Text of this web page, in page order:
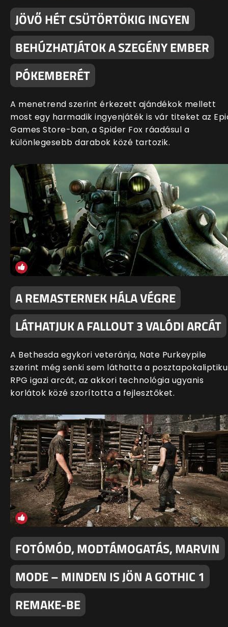
JÖVŐ HÉT CSÜTÖRTÖKIG INGYEN
BEHÚZHATJÁTOK A SZEGÉNY EMBER
PÓKEMBERÉT
A menetrend szerint érkezett ajándékok mellett
most egy harmadik ingyenjáték is vár titeket az
Games Store-ban, a Spider Fox ráadásul a
különlegesebb darabok közé tartozik.
A REMASTERNEK HÁLA VÉGRE
LÁTHATJUK A FALLOUT 3 VALÓDI ARCÁT
A Bethesda egykori veteránja, Nate Purkeypile
szerint még senki sem láthatta a
RPG igazi arcát, az akkori technológia ugyanis
korlátok közé szorította a fejlesztőket.
FOTÓMÓD, MODTÁMOGATÁS, MARVIN
MODE – MINDEN IS JÖN A GOTHIC 1
REMAKE-BE